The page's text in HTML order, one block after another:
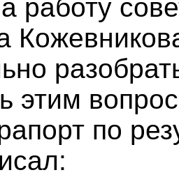
работу
этим
по